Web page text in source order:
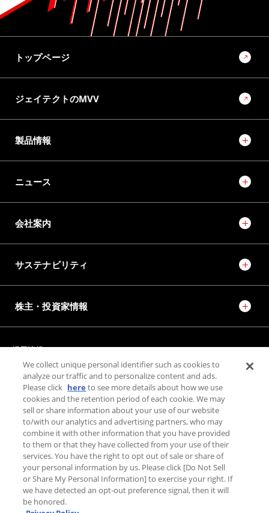
No.1022 2025 モノづくりとモノづくり設備を支える技術特集号
モノづくりとモノづくり設備でモビリティ社会の未来を創
トップページ
ジェイテクトのMVV
製品情報
ニュース
会社案内
サステナビリティ
株主・投資家情報
採用情報 JTEKT STORIES
JTEKT SPORTS
JTEKT ENGINEERING JOURNAL
施設紹介
お問い合わせ
個人情報保護方針
利用規約
利用者情報の外部送信について
We collect unique personal identifier such as cookies to
analyze our traffic and to personalize content and ads.
Please click here to see more details about how we use
cookies and the retention period of each cookie. We may
sell or share information about your use of our website
to/with our analytics and advertising partners, who may
combine it with other information that you have provided
to them or that they have collected from your use of their
services. You have the right to opt out of sale or share of
your personal information by us. Please click [Do Not Sell
or Share My Personal Information] to exercise your right. If
we have detected an opt-out preference signal, then it will
be honored.